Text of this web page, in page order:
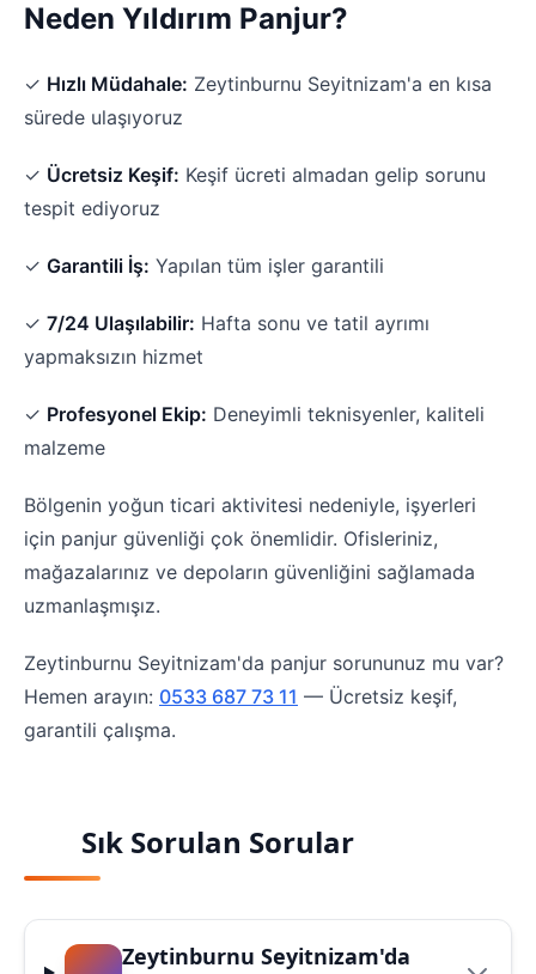
Neden Yıldırım Panjur?
✓ Hızlı Müdahale: Zeytinburnu Seyitnizam'a en kısa
sürede ulaşıyoruz
✓ Ücretsiz Keşif: Keşif ücreti almadan gelip sorunu
tespit ediyoruz
✓ Garantili İş: Yapılan tüm işler garantili
✓ 7/24 Ulaşılabilir: Hafta sonu ve tatil ayrımı
yapmaksızın hizmet
✓ Profesyonel Ekip: Deneyimli teknisyenler, kaliteli
malzeme
Bölgenin yoğun ticari aktivitesi nedeniyle, işyerleri
için panjur güvenliği çok önemlidir. Ofisleriniz,
mağazalarınız ve depoların güvenliğini sağlamada
uzmanlaşmışız.
Zeytinburnu Seyitnizam'da panjur sorununuz mu var?
Hemen arayın: 0533 687 73 11 — Ücretsiz keşif,
garantili çalışma.
Sık Sorulan Sorular
Zeytinburnu Seyitnizam'da